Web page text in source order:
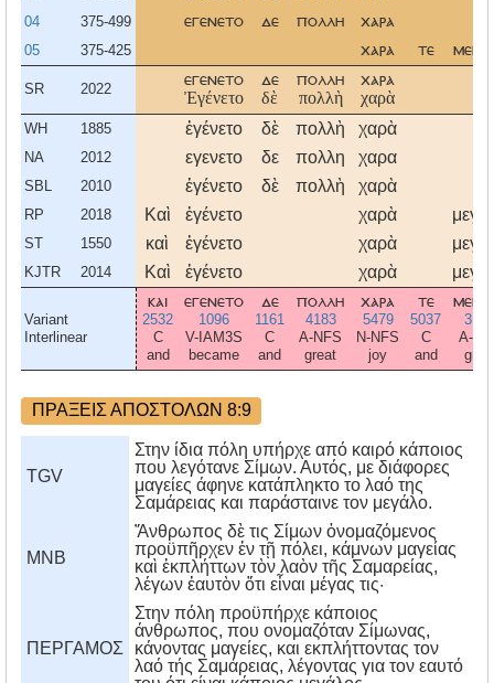
04 375-499 εγενετο δε πολλη χαρα
05 375-425 χαρα τε
SR 2022
εγενετο
Ἐγένετο
δε
δὲ
πολλη
πολλὴ
χαρα
χαρὰ
WH 1885 ἐγένετο δὲ πολλὴ χαρὰ
NA 2012 εγενετο δε πολλη χαρα
SBL 2010 ἐγένετο δὲ πολλὴ χαρὰ
RP 2018 Καὶ ἐγένετο χαρὰ
ST 1550 καὶ ἐγένετο χαρὰ
KJTR 2014 Καὶ ἐγένετο χαρὰ
Variant
Interlinear
και
2532
C
and
εγενετο
1096
V-IAM3S
became
δε
1161
C
and
πολλη
4183
A-NFS
great
χαρα
5479
N-NFS
joy
τε
5037
C
and
3173
A-
ΠΡΑΞΕΙΣ ΑΠΟΣΤΟΛΩΝ 8:9
TGV
Στην ίδια πόλη υπήρχε από καιρό κάποιος
που λεγότανε Σίμων. Αυτός, με διάφορες
μαγείες άφηνε κατάπληκτο το λαό της
Σαμάρειας και παράσταινε τον μεγάλο.
MNB
Ἄνθρωπος δὲ τις Σίμων ὀνομαζόμενος
προϋπῆρχεν ἐν τῇ πόλει, κάμνων μαγείας
καὶ ἐκπλήττων τὸν λαὸν τῆς Σαμαρείας,
λέγων ἑαυτὸν ὅτι εἶναι μέγας τις·
ΠΕΡΓΑΜΟΣ
Στην πόλη προϋπήρχε κάποιος
άνθρωπος, που ονομαζόταν Σίμωνας,
κάνοντας μαγείες, και εκπλήττοντας τον
λαό τής Σαμάρειας, λέγοντας για τον εαυτό